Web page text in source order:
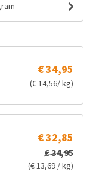
€ 34,95
(€ 14,56/ kg)
€ 32,85
€ 34,95
(€ 13,69 / kg)